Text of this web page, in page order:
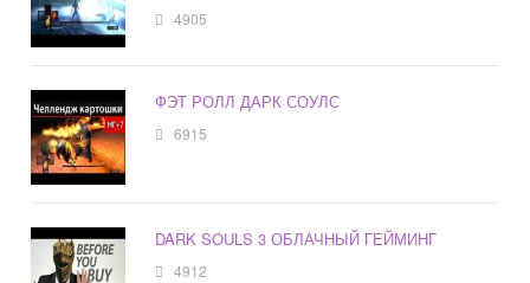
4905
ФЭТ РОЛЛ ДАРК СОУЛС
6915
DARK SOULS 3 ОБЛАЧНЫЙ ГЕЙМИНГ
4912